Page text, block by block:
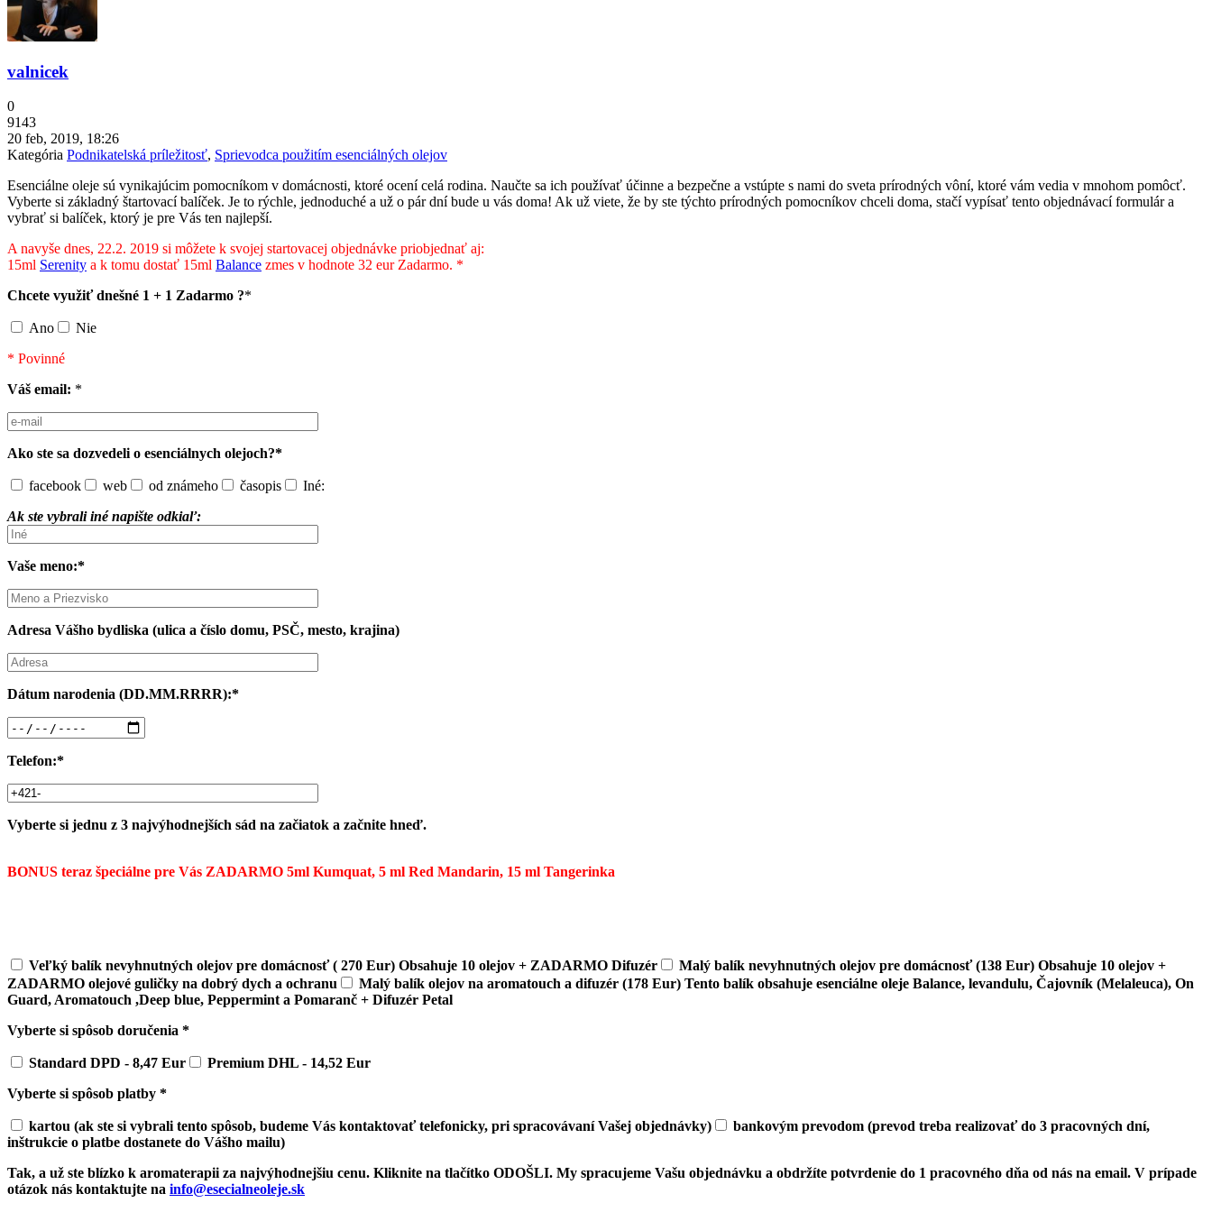
valnicek
0
9143
20 feb, 2019, 18:26
Kategória Podnikatelská príležitosť, Sprievodca použitím esenciálných olejov
Esenciálne oleje sú vynikajúcim pomocníkom v domácnosti, ktoré ocení celá rodina. Naučte sa ich používať účinne a bezpečne a vstúpte s nami do sveta prírodných vôní, ktoré vám vedia v mnohom pomôcť.
Vyberte si základný štartovací balíček. Je to rýchle, jednoduché a už o pár dní bude u vás doma! Ak už viete, že by ste týchto prírodných pomocníkov chceli doma, stačí vypísať tento objednávací formulár a
vybrať si balíček, ktorý je pre Vás ten najlepší.
A navyše dnes, 22.2. 2019 si môžete k svojej startovacej objednávke priobjednať aj:
15ml Serenity a k tomu dostať 15ml Balance zmes v hodnote 32 eur Zadarmo. *
Chcete využiť dnešné 1 + 1 Zadarmo ?*
Ano
Nie
* Povinné
Váš email: *
Ako ste sa dozvedeli o esenciálnych olejoch?*
facebook web od známeho časopis
Iné:
Ak ste vybrali iné napište odkiaľ:
Vaše meno:*
Adresa Vášho bydliska (ulica a číslo domu, PSČ, mesto, krajina)
Dátum narodenia (DD.MM.RRRR):*
Telefon:*
Vyberte si jednu z 3 najvýhodnejších sád na začiatok a začnite hneď.
BONUS teraz špeciálne pre Vás ZADARMO 5ml Kumquat, 5 ml Red Mandarin, 15 ml Tangerinka
Veľký balík nevyhnutných olejov pre domácnosť ( 270 Eur) Obsahuje 10 olejov + ZADARMO Difuzér
Malý balík nevyhnutných olejov pre domácnosť (138 Eur) Obsahuje 10 olejov +
ZADARMO olejové guličky na dobrý dych a ochranu
Malý balík olejov na aromatouch a difuzér (178 Eur) Tento balík obsahuje esenciálne oleje Balance, levandulu, Čajovník (Melaleuca), On
Guard, Aromatouch ,Deep blue, Peppermint a Pomaranč + Difuzér Petal
Vyberte si spôsob doručenia *
Standard DPD - 8,47 Eur
Premium DHL - 14,52 Eur
Vyberte si spôsob platby *
kartou (ak ste si vybrali tento spôsob, budeme Vás kontaktovať telefonicky, pri spracovávaní Vašej objednávky)
bankovým prevodom (prevod treba realizovať do 3 pracovných dní,
inštrukcie o platbe dostanete do Vášho mailu)
Tak, a už ste blízko k aromaterapii za najvýhodnejšiu cenu. Kliknite na tlačítko ODOŠLI. My spracujeme Vašu objednávku a obdržíte potvrdenie do 1 pracovného dňa od nás na email. V prípade
otázok nás kontaktujte na info@esecialneoleje.sk